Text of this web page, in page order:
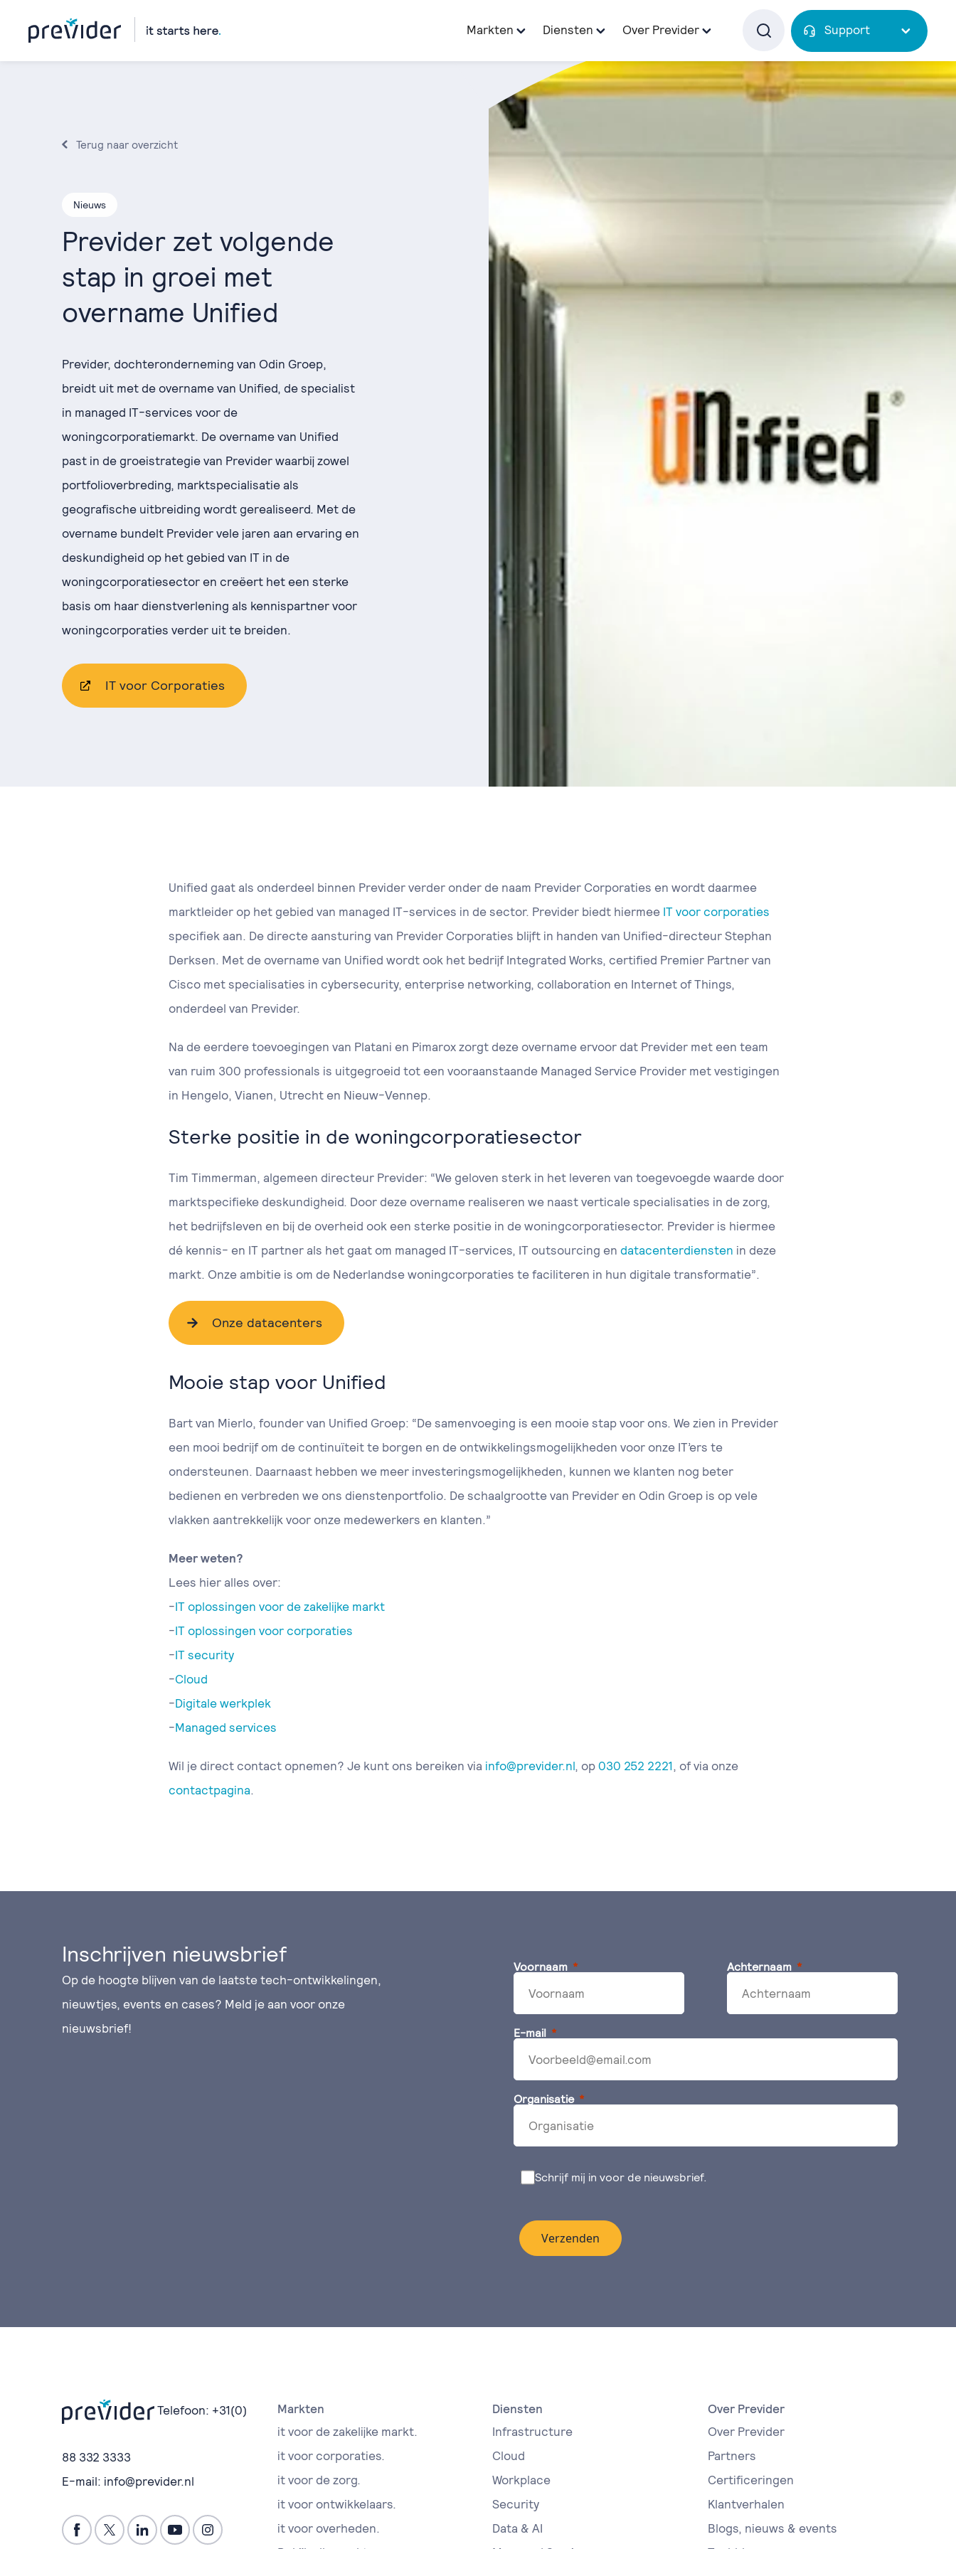
Markten Diensten Over Previder Support
Terug naar overzicht
Nieuws
Previder zet volgende
stap in groei met
overname Unified
Previder, dochteronderneming van Odin Groep,
breidt uit met de overname van Unified, de specialist
in managed IT-services voor de
woningcorporatiemarkt. De overname van Unified
past in de groeistrategie van Previder waarbij zowel
portfolioverbreding, marktspecialisatie als
geografische uitbreiding wordt gerealiseerd. Met de
overname bundelt Previder vele jaren aan ervaring en
deskundigheid op het gebied van IT in de
woningcorporatiesector en creëert het een sterke
basis om haar dienstverlening als kennispartner voor
woningcorporaties verder uit te breiden.
IT voor Corporaties
Unified gaat als onderdeel binnen Previder verder onder de naam Previder Corporaties en wordt daarmee
marktleider op het gebied van managed IT-services in de sector. Previder biedt hiermee IT voor corporaties
specifiek aan. De directe aansturing van Previder Corporaties blijft in handen van Unified-directeur Stephan
Derksen. Met de overname van Unified wordt ook het bedrijf Integrated Works, certified Premier Partner van
Cisco met specialisaties in cybersecurity, enterprise networking, collaboration en Internet of Things,
onderdeel van Previder.
Na de eerdere toevoegingen van Platani en Pimarox zorgt deze overname ervoor dat Previder met een team
van ruim 300 professionals is uitgegroeid tot een vooraanstaande Managed Service Provider met vestigingen
in Hengelo, Vianen, Utrecht en Nieuw-Vennep.
Sterke positie in de woningcorporatiesector
Tim Timmerman, algemeen directeur Previder: “We geloven sterk in het leveren van toegevoegde waarde door
marktspecifieke deskundigheid. Door deze overname realiseren we naast verticale specialisaties in de zorg,
het bedrijfsleven en bij de overheid ook een sterke positie in de woningcorporatiesector. Previder is hiermee
dé kennis- en IT partner als het gaat om managed IT-services, IT outsourcing en datacenterdiensten in deze
markt. Onze ambitie is om de Nederlandse woningcorporaties te faciliteren in hun digitale transformatie”.
Onze datacenters
Mooie stap voor Unified
Bart van Mierlo, founder van Unified Groep: “De samenvoeging is een mooie stap voor ons. We zien in Previder
een mooi bedrijf om de continuïteit te borgen en de ontwikkelingsmogelijkheden voor onze IT’ers te
ondersteunen. Daarnaast hebben we meer investeringsmogelijkheden, kunnen we klanten nog beter
bedienen en verbreden we ons dienstenportfolio. De schaalgrootte van Previder en Odin Groep is op vele
vlakken aantrekkelijk voor onze medewerkers en klanten.”
Meer weten?
Lees hier alles over:
-IT oplossingen voor de zakelijke markt
-IT oplossingen voor corporaties
-IT security
-Cloud
-Digitale werkplek
-Managed services
Wil je direct contact opnemen? Je kunt ons bereiken via info@previder.nl, op030 252 2221, of via onze
contactpagina.
Inschrijven nieuwsbrief
Op de hoogte blijven van de laatste tech-ontwikkelingen,
nieuwtjes, events en cases? Meld je aan voor onze
nieuwsbrief!
Voornaam Achternaam
E-mail
Organisatie
Schrijf mij in voor de nieuwsbrief.
Verzenden
Telefoon: +31(0)
88 332 3333
E-mail: info@previder.nl
Markten
it voor de zakelijke markt.
it voor corporaties.
it voor de zorg.
it voor ontwikkelaars.
it voor overheden.
Diensten
Infrastructure
Cloud
Workplace
Security
Data & AI
Over Previder
Over Previder
Partners
Certificeringen
Klantverhalen
Blogs, nieuws & events